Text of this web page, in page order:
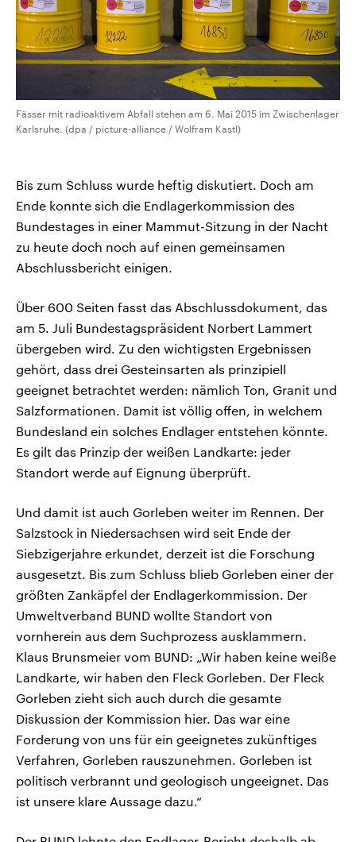
Fässer mit radioaktivem Abfall stehen am 6. Mai 2015 im Zwischenlager
Karlsruhe. (dpa / picture-alliance / Wolfram Kastl)
Bis zum Schluss wurde heftig diskutiert. Doch am
Ende konnte sich die Endlagerkommission des
Bundestages in einer Mammut-Sitzung in der Nacht
zu heute doch noch auf einen gemeinsamen
Abschlussbericht einigen.
Über 600 Seiten fasst das Abschlussdokument, das
am 5. Juli Bundestagspräsident Norbert Lammert
übergeben wird. Zu den wichtigsten Ergebnissen
gehört, dass drei Gesteinsarten als prinzipiell
geeignet betrachtet werden: nämlich Ton, Granit und
Salzformationen. Damit ist völlig offen, in welchem
Bundesland ein solches Endlager entstehen könnte.
Es gilt das Prinzip der weißen Landkarte: jeder
Standort werde auf Eignung überprüft.
Und damit ist auch Gorleben weiter im Rennen. Der
Salzstock in Niedersachsen wird seit Ende der
Siebzigerjahre erkundet, derzeit ist die Forschung
ausgesetzt. Bis zum Schluss blieb Gorleben einer der
größten Zankäpfel der Endlagerkommission. Der
Umweltverband BUND wollte Standort von
vornherein aus dem Suchprozess ausklammern.
Klaus Brunsmeier vom BUND: „Wir haben keine weiße
Landkarte, wir haben den Fleck Gorleben. Der Fleck
Gorleben zieht sich auch durch die gesamte
Diskussion der Kommission hier. Das war eine
Forderung von uns für ein geeignetes zukünftiges
Verfahren, Gorleben rauszunehmen. Gorleben ist
politisch verbrannt und geologisch ungeeignet. Das
ist unsere klare Aussage dazu.“